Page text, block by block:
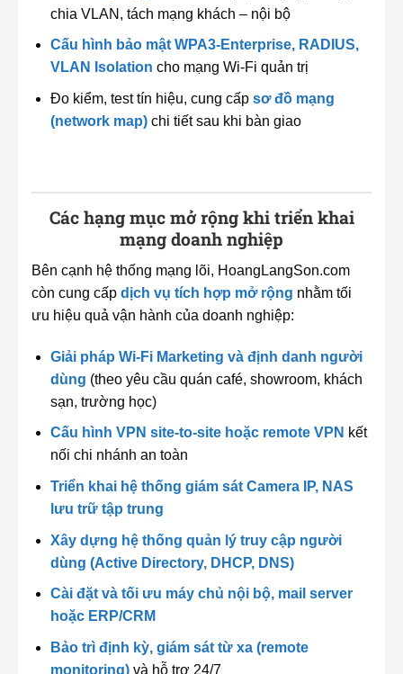
chia VLAN, tách mạng khách – nội bộ
Cấu hình bảo mật WPA3-Enterprise, RADIUS,
VLAN Isolation cho mạng Wi-Fi quản trị
Đo kiểm, test tín hiệu, cung cấp sơ đồ mạng
(network map)chi tiết sau khi bàn giao
Các hạng mục mở rộng khi triển khai
mạng doanh nghiệp
Bên cạnh hệ thống mạng lõi, HoangLangSon.com
còn cung cấp dịch vụ tích hợp mở rộng nhằm tối
ưu hiệu quả vận hành của doanh nghiệp:
Giải pháp Wi-Fi Marketing và định danh người
dùng (theo yêu cầu quán café, showroom, khách
sạn, trường học)
Cấu hình VPN site-to-site hoặc remote VPN kết
nối chi nhánh an toàn
Triển khai hệ thống giám sát Camera IP, NAS
lưu trữ tập trung
Xây dựng hệ thống quản lý truy cập người
dùng (Active Directory, DHCP, DNS)
Cài đặt và tối ưu máy chủ nội bộ, mail server
hoặc ERP/CRM
Bảo trì định kỳ, giám sát từ xa (remote
monitoring)và hỗ trợ 24/7